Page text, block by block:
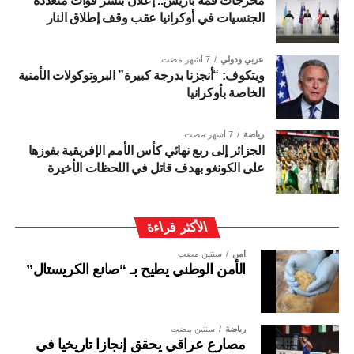
الجنسيات في أوكرانيا عقب وقف إطلاق النار
عربي ودولي 7 أشهر مضت
ويتكوف: “أنجزنا بدرجة كبيرة” البروتوكولات الأمنية
الخاصة بأوكرانيا
رياضة 7 أشهر مضت
الجزائر إلى ربع نهائي كأس الأمم الإفريقية بفوزها
على الكونغو بهدف قاتل في اللحظات الأخيرة
الأكثر قراءة
أمن سنتين مضت
الأمن الوطني يطيح بـ “صانع الكريستال”
رياضة سنتين مضت
مصارع عراقي يحقق إنجازا تاريخيا في